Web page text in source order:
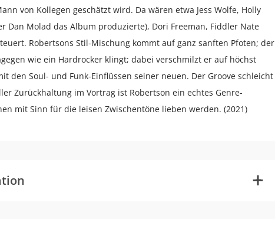
von Kollegen geschätzt wird. Da wären etwa Jess Wolfe, Holly
Dan Molad das Album produzierte), Dori Freeman, Fiddler Nate
Robertsons Stil-Mischung kommt auf ganz sanften Pfoten; der
wie ein Hardrocker klingt; dabei verschmilzt er auf höchst
den Soul- und Funk-Einflüssen seiner neuen. Der Groove schleicht
Zurückhaltung im Vortrag ist Robertson ein echtes Genre-
mit Sinn für die leisen Zwischentöne lieben werden. (2021)
+
-